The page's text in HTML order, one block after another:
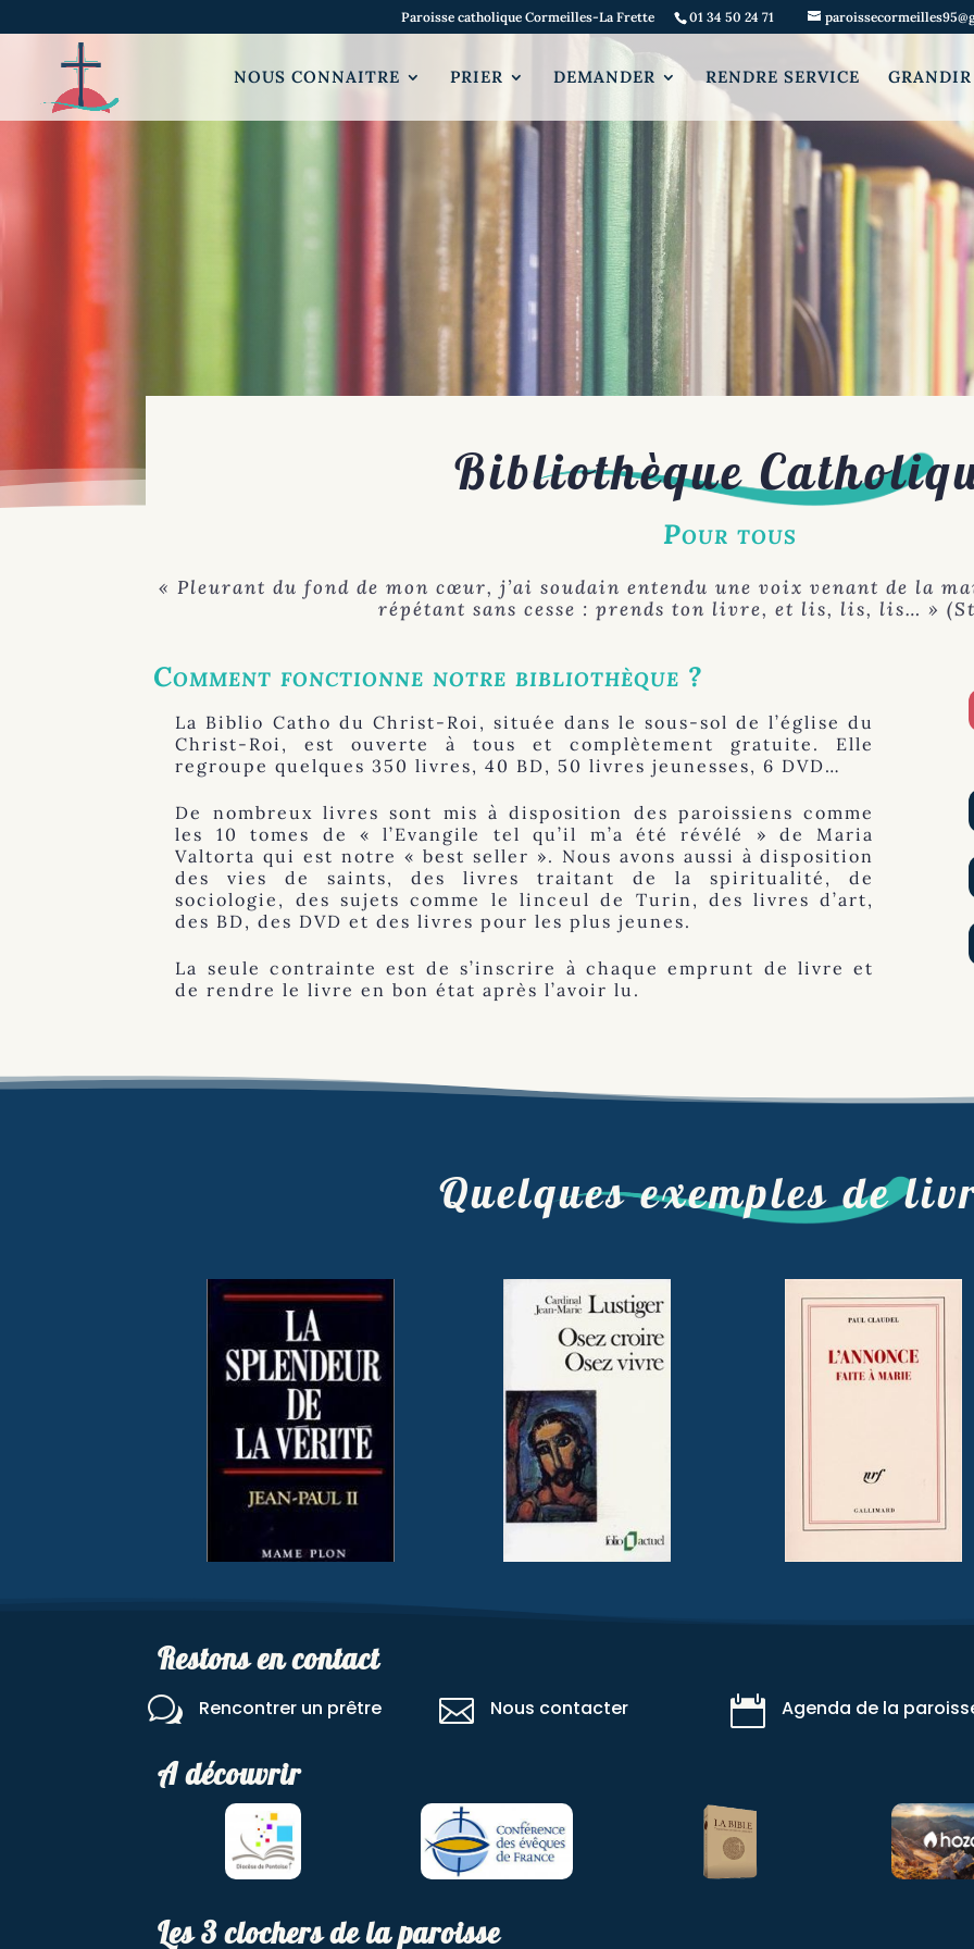
Paroisse catholique Cormeilles-La Frette 01 34 50 24 71
NOUS CONNAITRE PRIER DEMANDER RENDRE SERVICE
Bibliothèque
Pour tous
« Pleurant du fond de mon cœur, j’ai soudain entendu une voix venant de la
répétant sans cesse : prends ton livre, et lis, lis, lis… »
Comment fonctionne notre bibliothèque ?
La Biblio Catho du Christ-Roi, située dans le sous-sol de l’église du
Christ-Roi, est ouverte à tous et complètement gratuite. Elle
regroupe quelques 350 livres, 40 BD, 50 livres jeunesses, 6 DVD…
De nombreux livres sont mis à disposition des paroissiens comme
les 10 tomes de « l’Evangile tel qu’il m’a été révélé » de Maria
Valtorta qui est notre « best seller ». Nous avons aussi à disposition
des vies de saints, des livres traitant de la spiritualité, de
sociologie, des sujets comme le linceul de Turin, des livres d’art,
des BD, des DVD et des livres pour les plus jeunes.
La seule contrainte est de s’inscrire à chaque emprunt de livre et
de rendre le livre en bon état après l’avoir lu.
Quelques exemples de
Restons en contact
w Rencontrer un prêtre  Nous contacter  Agenda de la
A découvrir
Les 3 clochers de la paroisse